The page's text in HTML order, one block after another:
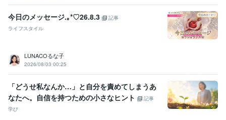
今日のメッセージ.⁠｡⁠*⁠♡26.8.3
記事
ライフスタイル
LUNACOるな子
2026/08/03 00:25
「どうせ私なんか…」と自分を責めてしまうあ
なたへ。自信を持つための小さなヒント
記事
学び